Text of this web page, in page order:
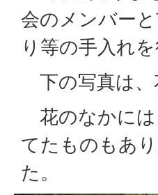
会のメンバー
り等の手入れ
下の写真は、
花のなかには
てたものもあ
た。